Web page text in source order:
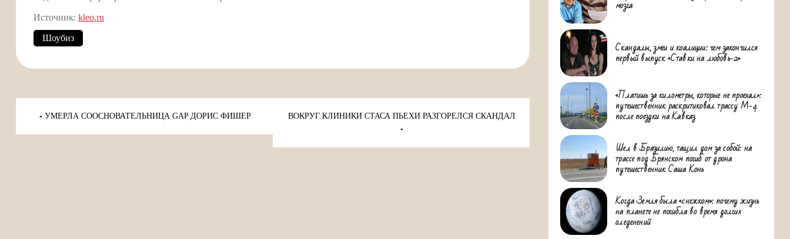
Источник: kleo.ru
Шоубиз
Навигация
по
записям
УМЕРЛА СООСНОВАТЕЛЬНИЦА GAP ДОРИС ФИШЕР ВОКРУГ КЛИНИКИ СТАСА ПЬЕХИ РАЗГОРЕЛСЯ СКАНДАЛ
мозга
Скандалы, змеи и коалиции: чем закончился
первый выпуск «Ставки на любовь-2»
«Платишь за километры, которые не проехал»:
путешественник раскритиковал трассу М-4
после поездки на Кавказ
Шел в Бразилию, тащил дом за собой: на
трассе под Брянском погиб от дрона
путешественник Саша Конь
Когда Земля была «снежком»: почему жизнь
на планете не погибла во время долгих
оледенений